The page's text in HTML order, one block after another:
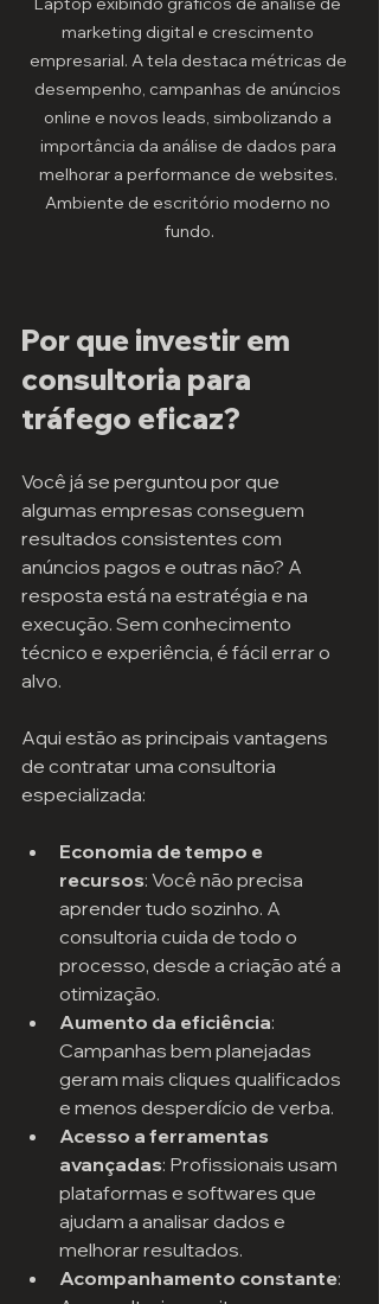
marketing digital e crescimento
empresarial. A tela destaca métricas de
desempenho, campanhas de anúncios
online e novos leads, simbolizando a
importância da análise de dados para
melhorar a performance de websites.
Ambiente de escritório moderno no
fundo.
Por que investir em
consultoria para
tráfego eficaz?
Você já se perguntou por que
algumas empresas conseguem
resultados consistentes com
anúncios pagos e outras não? A
resposta está na estratégia e na
execução. Sem conhecimento
técnico e experiência, é fácil errar o
alvo.
Aqui estão as principais vantagens
de contratar uma consultoria
especializada:
Economia de tempo e
recursos: Você não precisa
aprender tudo sozinho. A
consultoria cuida de todo o
processo, desde a criação até a
otimização.
Aumento da eficiência:
Campanhas bem planejadas
geram mais cliques qualificados
e menos desperdício de verba.
Acesso a ferramentas
avançadas: Profissionais usam
plataformas e softwares que
ajudam a analisar dados e
melhorar resultados.
Acompanhamento constante: